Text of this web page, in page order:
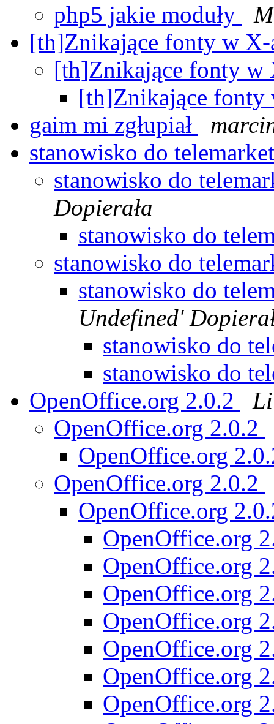
php5 jakie moduły
[th]Znikające fonty w
[th]Znikające fonty w
[th]Znikające
gaim mi zgłupiał
stanowisko do
stanowisko do
Dopierała
stanowisko do
stanowisko do
stanowisko do
Undefined'
stanowisko do
stanowisko do
OpenOffice.org 2.0.2
OpenOffice.org 2.0.2
OpenOffice.org
OpenOffice.org 2.0.2
OpenOffice.org
OpenOffice.org
OpenOffice.org
OpenOffice.org
OpenOffice.org
OpenOffice.org
OpenOffice.org
OpenOffice.org